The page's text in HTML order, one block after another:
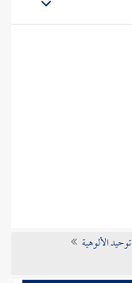
توحيد الألوهية